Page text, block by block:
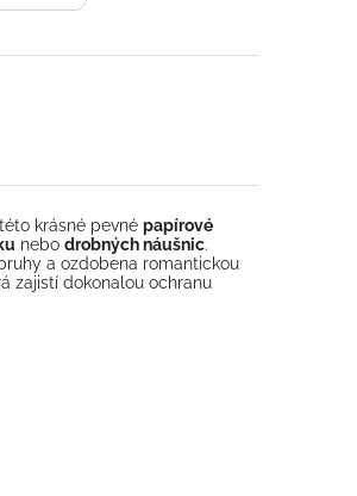
krásné pevné papírové
nebo drobných náušnic.
a ozdobena romantickou
zajistí dokonalou ochranu